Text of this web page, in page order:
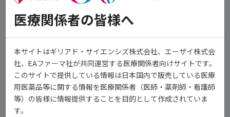
た患者と比べ、治療開始3年時のmTSSのベースラインからの変化
量が有意に小さかったことが報告されています（海外データ）
1）医療関係者の皆様へ
本サイトはギリアド・サイエンシズ株式会社、エーザイ株式会
社、EAファーマ社が共同運営する医療関係者向けサイトです。
このサイトで提供している情報は日本国内で販売している医療
用医薬品等に関する情報を医療関係者（医師・薬剤師・看護師
等）の皆様に情報提供することを目的として作成されていま
す。